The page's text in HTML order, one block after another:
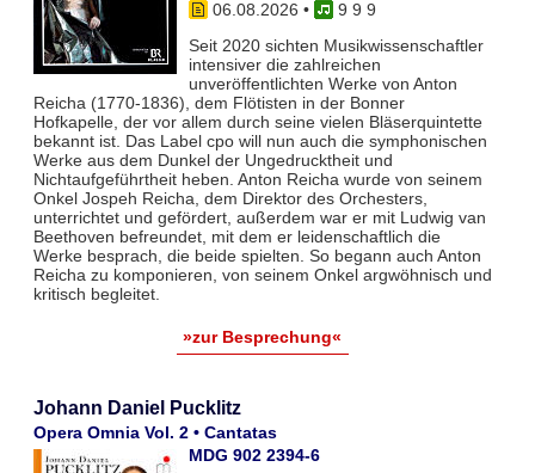
06.08.2026 •
9 9 9
Seit 2020 sichten Musikwissenschaftler
intensiver die zahlreichen
unveröffentlichten Werke von Anton
Reicha (1770-1836), dem Flötisten in der Bonner
Hofkapelle, der vor allem durch seine vielen Bläserquintette
bekannt ist. Das Label cpo will nun auch die symphonischen
Werke aus dem Dunkel der Ungedrucktheit und
Nichtaufgeführtheit heben. Anton Reicha wurde von seinem
Onkel Jospeh Reicha, dem Direktor des Orchesters,
unterrichtet und gefördert, außerdem war er mit Ludwig van
Beethoven befreundet, mit dem er leidenschaftlich die
Werke besprach, die beide spielten. So begann auch Anton
Reicha zu komponieren, von seinem Onkel argwöhnisch und
kritisch begleitet.
»zur Besprechung«
Johann Daniel Pucklitz
Opera Omnia Vol. 2 • Cantatas
MDG 902 2394-6